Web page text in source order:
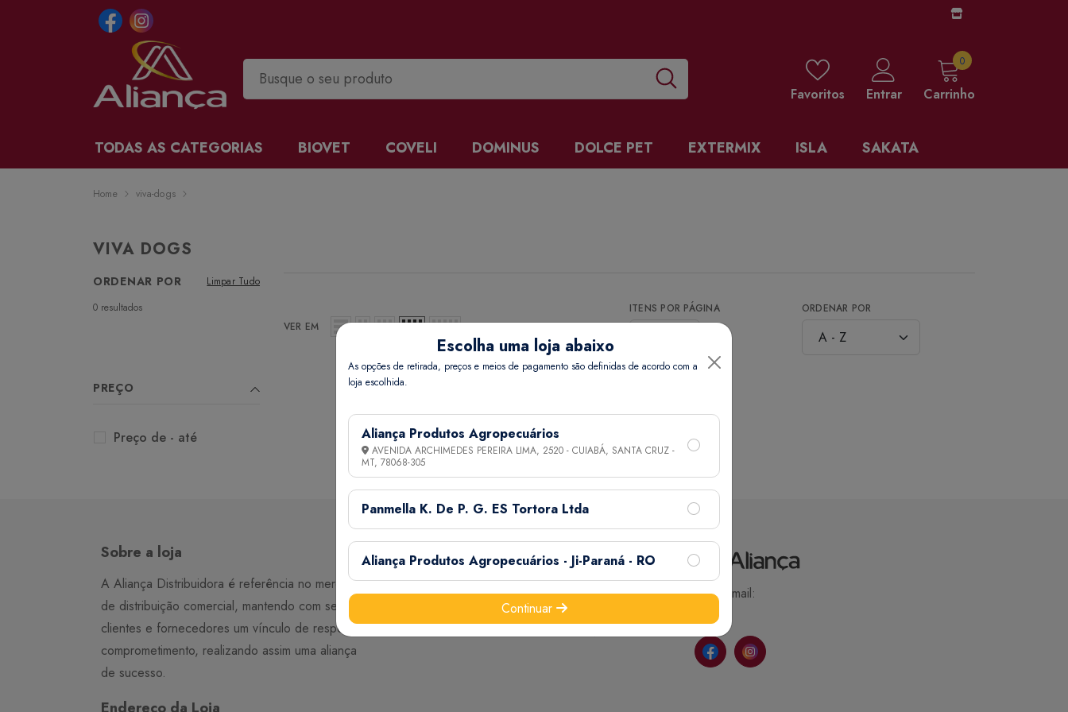
Favoritos Entrar Carrinho
00 items
TODAS AS CATEGORIAS BIOVET COVELI DOMINUS DOLCE PET EXTERMIX ISLA SAKATA
Home viva-dogs
VIVA DOGS
ORDENAR POR
Limpar Tudo
0 resultados
PREÇO
Preço de - até
VER EM
ITENS POR PÁGINA ORDENAR POR
Sobre a loja
A Aliança Distribuidora é referência no mercado
de distribuição comercial, mantendo com seus
clientes e fornecedores um vínculo de respeito e
comprometimento, realizando assim uma aliança
de sucesso.
Informações
Termos de Uso
Privacidade
Ajuda
Minha Conta
Meus Pedidos
Meus Favoritos
Email:
Escolha uma loja abaixo
As opções de retirada, preços e meios de pagamento são definidas de acordo com a
loja escolhida.
Aliança Produtos Agropecuários
AVENIDA ARCHIMEDES PEREIRA LIMA, 2520 - CUIABÁ, SANTA CRUZ -
MT, 78068-305
Panmella K. De P. G. ES Tortora Ltda
Aliança Produtos Agropecuários - Ji-Paraná - RO
Continuar